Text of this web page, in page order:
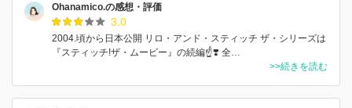
Ohanamico.の感想・評価
3.0
2004.頃から日本公開 リロ・アンド・スティッチ ザ・シリーズは
『スティッチ!ザ・ムービー』の続編☝️❣️ 全…
>>続きを読む